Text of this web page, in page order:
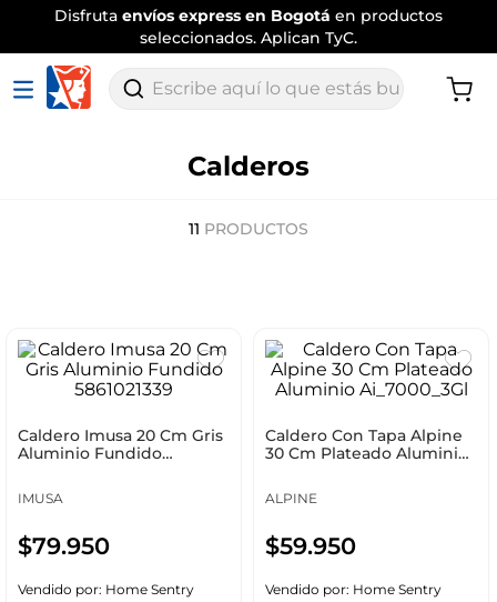
Disfruta envíos express en Bogotá en productos
seleccionados. Aplican TyC.
Escribe aquí lo que estás buscando
Calderos
11 PRODUCTOS
Caldero Imusa 20 Cm Gris
Aluminio Fundido
IMUSA
$79.950
Vendido por: Home Sentry
Caldero Con Tapa Alpine
30 Cm Plateado Aluminio
ALPINE
$59.950
Vendido por: Home Sentry